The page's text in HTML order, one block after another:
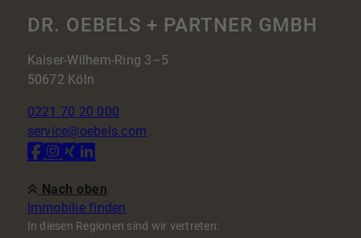
DR. OEBELS + PARTNER GMBH
Kaiser-Wilhem-Ring 3–5
50672 Köln
0221 70 20 000
service@oebels.com
In diesen Regionen sind wir vertreten:
Nach oben
Immobilie finden